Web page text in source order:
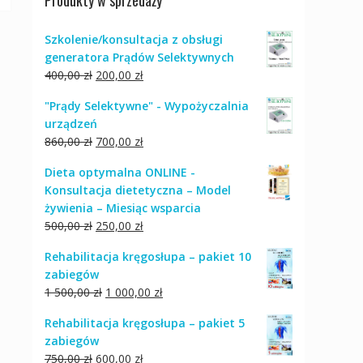
Szkolenie/konsultacja z obsługi
generatora Prądów Selektywnych
400,00zł Pierwotna
wynosiła:
400,00 zł.
200,00 złAktualna
wynosi:
"Prądy Selektywne" - Wypożyczalnia
urządzeń
860,00zł Pierwotna
wynosiła:
860,00 zł.
700,00 złAktualna
wynosi:
700,00 zł.
Dieta optymalna ONLINE -
Konsultacja dietetyczna – Model
żywienia – Miesiąc wsparcia
500,00zł Pierwotna
wynosiła:
500,00 zł.
250,00 złAktualna
wynosi:
Rehabilitacja kręgosłupa – pakiet 10
zabiegów
1 500,00zł Pierwotna
wynosiła:
1 000,00 złAktualna
wynosi:
Rehabilitacja kręgosłupa – pakiet 5
zabiegów
750,00zł Pierwotna
600,00 złAktualna